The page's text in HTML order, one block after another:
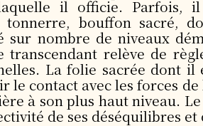
il officie. Parfois,
tonnerre, bouffon sacré,
sur nombre de niveaux
transcendant relève de
La folie sacrée dont il
le contact avec les forces de
à son plus haut niveau.
de ses déséquilibres et